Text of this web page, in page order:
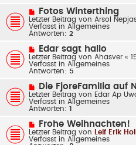
B
e
i
t
r
N
e
u
e
r
B
e
i
t
r
Fotos Winterthing
Letzter Beitrag von Arsol
Verfasst in Allgemeines
Antworten: 2
N
e
u
e
r
B
e
i
t
r
Edar sagt hallo
Letzter Beitrag von Ahasver «
Verfasst in Allgemeines
Antworten: 5
N
e
u
e
r
B
e
i
t
Die FjoreFamilia auf
Letzter Beitrag von Edar Ap
Verfasst in Allgemeines
Antworten: 1
N
e
u
Frohe Weihnachten!
Letzter Beitrag von Leif Erik
Verfasst in Allgemeines